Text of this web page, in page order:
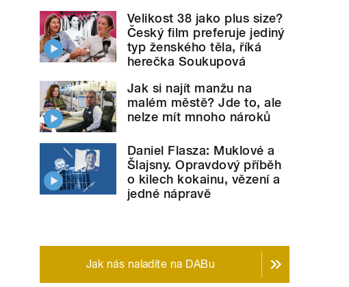
Velikost 38 jako plus size?
Český film preferuje jediný
typ ženského těla, říká
herečka Soukupová
Jak si najít manžu na
malém městě? Jde to, ale
nelze mít mnoho nároků
Daniel Flasza: Muklové a
Šlajsny. Opravdový příběh
o kilech kokainu, vězení a
jedné nápravě
Jak nás naladíte na DABu